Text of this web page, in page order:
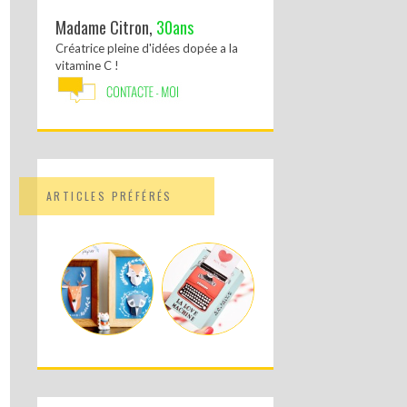
Madame Citron, 30ans
Créatrice pleine d'idées dopée a la
vitamine C !
ARTICLES PRÉFÉRÉS